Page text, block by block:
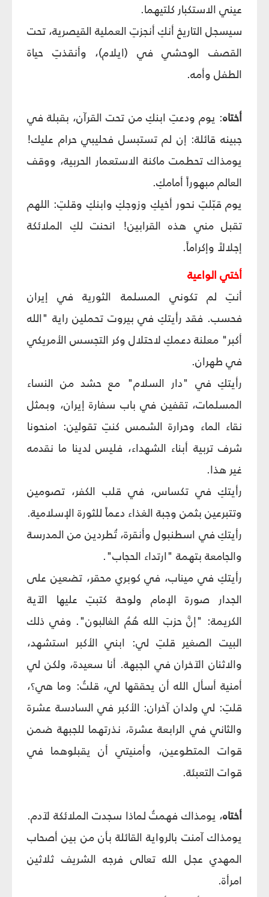
عيني الاستكبار كلتيهما.
سيسجل التاريخ أنكِ أنجزتِ العملية القيصرية، تحت
القصف الوحشي في (ايلام)، وأنقذتِ حياة
الطفل وأمه.
أختاه: يوم ودعتِ ابنكِ من تحت القرآن، بقبلة في
جبينه قائلة: إن لم تستبسل فحليبي حرام عليك!
يومذاك تحطمت ماكنة الاستعمار الحربية، ووقف
العالم مبهوراً أمامكِ.
يوم قبّلتِ نحور أخيكِ وزوجكِ وابنكِ وقلتِ: اللهم
تقبل مني هذه القرابين! انحنت لكِ الملائكة
إجلالاً وإكراماً.
أختي الواعية
أنتِ لم تكوني المسلمة الثورية في إيران
فحسب. فقد رأيتكِ في بيروت تحملين راية "الله
أكبر" معلنة دعمكِ لاحتلال وكر التجسس الأمريكي
في طهران.
رأيتكِ في "دار السلام" مع حشد من النساء
المسلمات، تقفين في باب سفارة إيران، وبمثل
نقاء الماء وحرارة الشمس كنتِ تقولين: امنحونا
شرف تربية أبناء الشهداء، فليس لدينا ما نقدمه
غير هذا.
رأيتكِ في تكساس، في قلب الكفر، تصومين
وتتبرعين بثمن وجبة الغذاء دعماً للثورة الإسلامية.
رأيتكِ في اسطنبول وأنقرة، تُطردين من المدرسة
والجامعة بتهمة "ارتداء الحجاب".
رأيتكِ في ميناب، في كوبري محقر، تضعين على
الجدار صورة الإمام ولوحة كتبتِ عليها الآية
الكريمة: "إنَّ حزبَ الله هُمُ الغالبون". وفي ذلك
البيت الصغير قلتِ لي: ابني الأكبر استشهد،
والاثنان الآخران في الجبهة. أنا سعيدة، ولكن لي
أمنية أسأل الله أن يحققها لي، قلتُ: وما هي؟،
قلتِ: لي ولدان آخران: الأكبر في السادسة عشرة
والثاني في الرابعة عشرة، نذرتهما للجبهة ضمن
قوات المتطوعين، وأمنيتي أن يقبلوهما في
قوات التعبئة.
أختاه، يومذاك فهمتُ لماذا سجدت الملائكة لآدم.
يومذاك آمنت بالرواية القائلة بأن من بين أصحاب
المهدي عجل الله تعالى فرجه الشريف ثلاثين
امرأة.